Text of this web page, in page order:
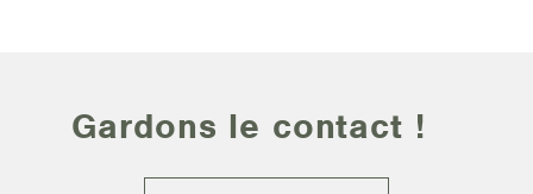
Gardons le contact !